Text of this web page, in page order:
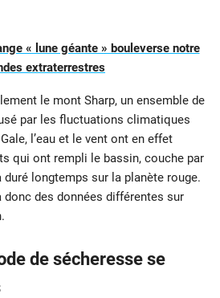
« lune géante » bouleverse notre
extraterrestres
le mont Sharp, un ensemble de
par les fluctuations climatiques
l’eau et le vent ont en effet
qui ont rempli le bassin, couche par
longtemps sur la planète rouge.
donc des données différentes sur
de sécheresse se